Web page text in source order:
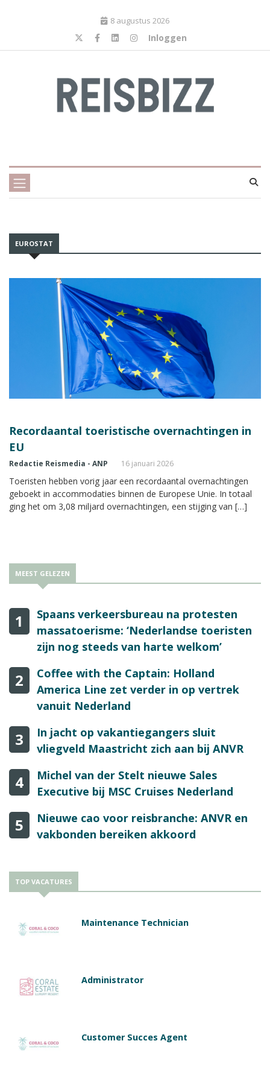
8 augustus 2026
Inloggen
EUROSTAT
Recordaantal toeristische overnachtingen in
EU
Redactie Reismedia - ANP 16 januari 2026
Toeristen hebben vorig jaar een recordaantal overnachtingen
geboekt in accommodaties binnen de Europese Unie. In totaal
ging het om 3,08 miljard overnachtingen, een stijging van […]
MEEST GELEZEN
1
Spaans verkeersbureau na protesten
massatoerisme: ‘Nederlandse toeristen
zijn nog steeds van harte welkom’
2
Coffee with the Captain: Holland
America Line zet verder in op vertrek
vanuit Nederland
3
In jacht op vakantiegangers sluit
vliegveld Maastricht zich aan bij ANVR
4
Michel van der Stelt nieuwe Sales
Executive bij MSC Cruises Nederland
5
Nieuwe cao voor reisbranche: ANVR en
vakbonden bereiken akkoord
TOP VACATURES
Maintenance Technician
Administrator
Customer Succes Agent